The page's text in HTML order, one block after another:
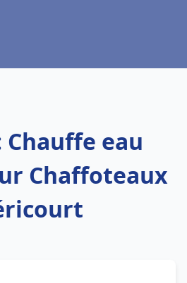
Chauffe eau
Chaffoteaux